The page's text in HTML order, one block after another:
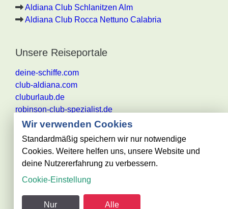
Aldiana Club Schlanitzen Alm
Aldiana Club Rocca Nettuno Calabria
Unsere Reiseportale
deine-schiffe.com
club-aldiana.com
cluburlaub.de
robinson-club-spezialist.de
Alle Angaben ohne Gewähr. Es gelten die aktuellen
Reisebestimmungen des jeweiligen
Reiseveranstalters
@ club-urlaub.de - powered by Reisezentrum Becker
Wir verwenden Cookies
Standardmäßig speichern wir nur notwendige
Cookies. Weitere helfen uns, unsere Website und
deine Nutzererfahrung zu verbessern.
Cookie-Einstellung
Nur Alle